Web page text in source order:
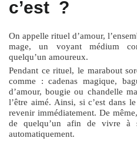
c’est ?
On appelle rituel d’amour,
mage, un voyant médium
quelqu’un amoureux.
Pendant ce rituel, le marabout
comme : cadenas magique,
d’amour, bougie ou chandelle
l’être aimé. Ainsi, si c’est dans
revenir immédiatement. De
de quelqu’un afin de vivre à
automatiquement.